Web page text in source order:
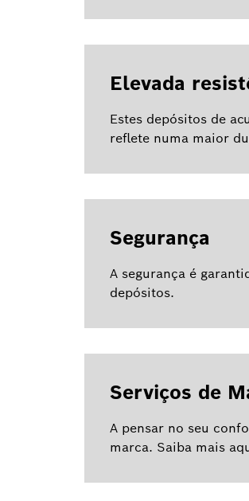
Elevada
Estes depósitos de
reflete numa maior
Segurança
A segurança é
depósitos.
Serviços de
A pensar no seu
marca. Saiba mais